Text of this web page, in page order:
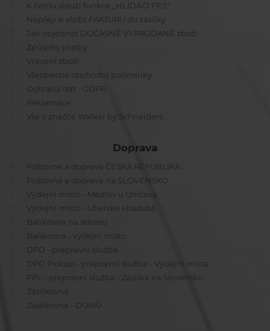
K čemu slouží funkce ,,HLÍDACÍ PES"
Nepřeji si vložit FAKTURU do zásilky
Jak objednat DOČASNĚ VYPRODANÉ zboží
Způsoby platby
Vrácení zboží
Všeobecné obchodní podmínky
Ochrana dat - GDPR
Reklamace
Vše o značce Walker by Schneiders
Doprava
Poštovné a doprava ČESKÁ REPUBLIKA
Poštovné a doprava na SLOVENSKO
Výdejní místo - Medlov u Uničova
Výdejní místo - Uherské Hradiště
Balíkovna na adresu
Balíkovna - výdejní místo
DPD - přepravní služba
DPD Pickup - přepravní služba - Výdejní místa
PPL - přepravní služba - Zásilka na Slovensko
Zásilkovna
Zásilkovna - DOMŮ